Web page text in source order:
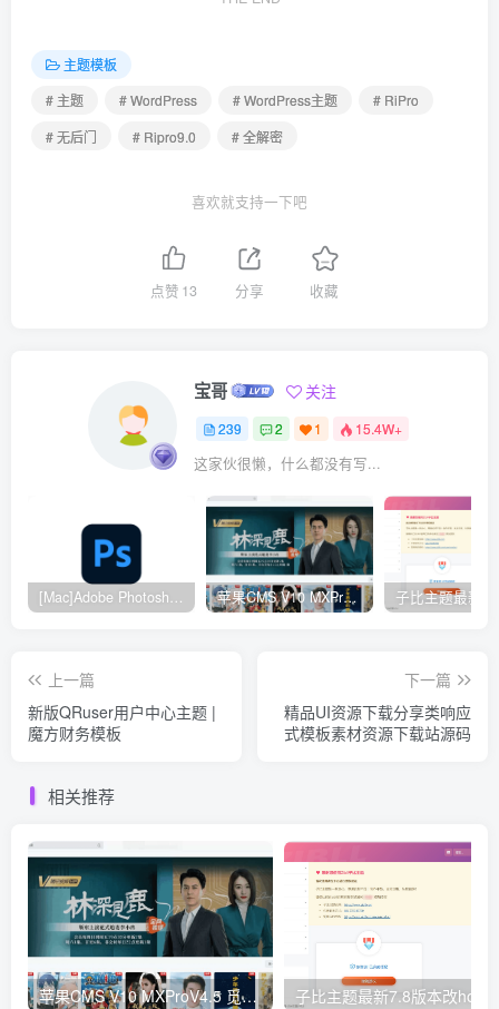
主题模板
# 主题
# WordPress # WordPress主题
# RiPro
# 无后门
# Ripro9.0 # 全解密
喜欢就支持一下吧
点赞 13 分享 收藏
宝哥 关注
239 2 1 15.4W+
这家伙很懒，什么都没有写...
[Mac]Adobe Photoshop 2024 苹果CMS V10 MXProV4.5 觅知优化版
上一篇
新版QRuser用户中心主题 |
魔方财务模板
下一篇
精品UI资源下载分享类响应
式模板素材资源下载站源码
相关推荐
苹果CMS V10 MXProV4.5 觅知优化版